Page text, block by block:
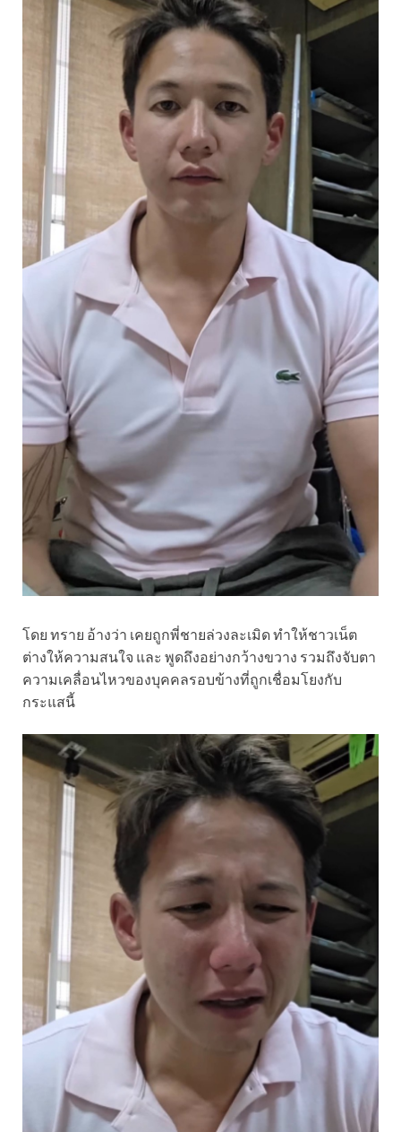
โดย ทราย อ้างว่า เคยถูกพี่ชายล่วงละเมิด ทำให้ชาวเน็ต
ต่างให้ความสนใจ และ พูดถึงอย่างกว้างขวาง รวมถึงจับตา
ความเคลื่อนไหวของบุคคลรอบข้างที่ถูกเชื่อมโยงกับ
กระแสนี้